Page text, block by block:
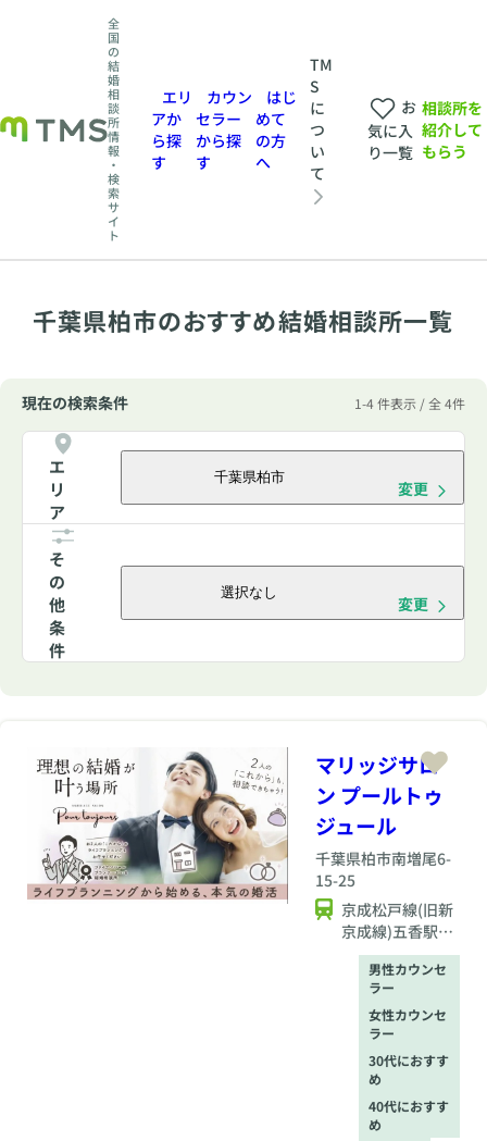
全
国
の
結
婚
相
談
所
情
報
・
検
索
サ
イ
ト
エリ
アか
ら探
す
カウン
セラー
から探
す
はじ
めて
の方
へ
TM
S
に
つ
い
て
お
気に入
り一覧
相談所を
紹介して
もらう
千葉県柏市のおすすめ結婚相談所一覧
現在の検索条件 1-4 件表示 / 全 4件
エ
リ
ア
千葉県柏市
変更
そ
の
他
条
件
選択なし
変更
マリッジサロ
ン プールトゥ
ジュール
千葉県柏市南増尾6-
15-25
京成松戸線(旧新
京成線)五香駅か
ら徒歩約15分
男性カウンセ
ラー
女性カウンセ
ラー
30代におすす
め
40代におすす
め